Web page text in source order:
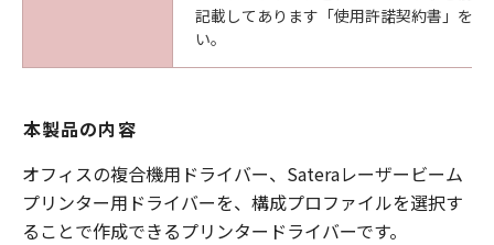
記載してあります「使用許諾契約書」を
い。
本製品の内容
オフィスの複合機用ドライバー、Sateraレーザービーム
プリンター用ドライバーを、構成プロファイルを選択す
ることで作成できるプリンタードライバーです。